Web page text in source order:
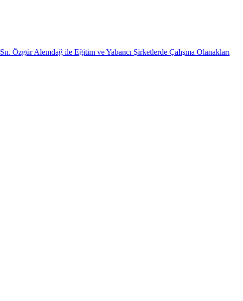
Sn. Özgür Alemdağ ile Eğitim ve Yabancı Şirketlerde Çalışma Olanakları